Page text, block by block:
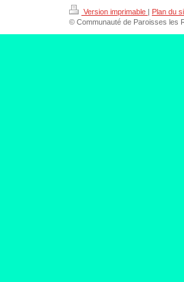
Version imprimable | Plan du
© Communauté de Paroisses les